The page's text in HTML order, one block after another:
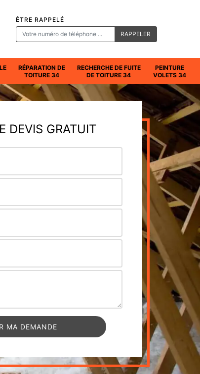
ÊTRE RAPPELÉ
RÉPARATION DE
TOITURE 34
RECHERCHE DE FUITE
DE TOITURE 34
PEINTURE
VOLETS 34
DEVIS GRATUIT